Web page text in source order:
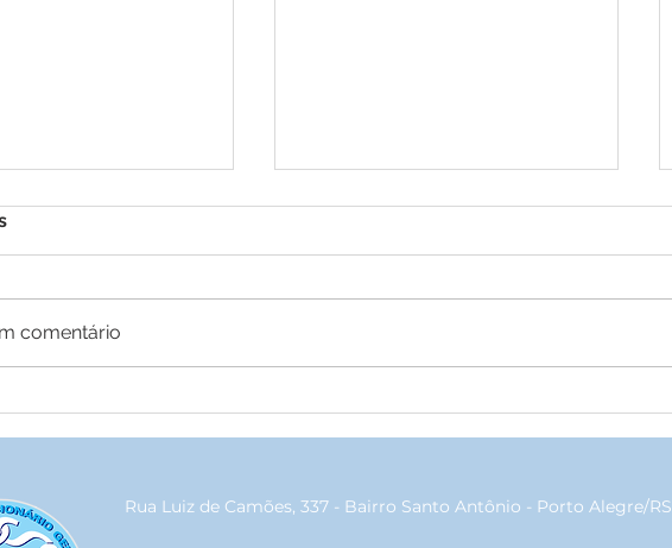
comentário
Rua Luiz de Camões, 337 - Bairro Santo Antônio - Porto Alegre/RS